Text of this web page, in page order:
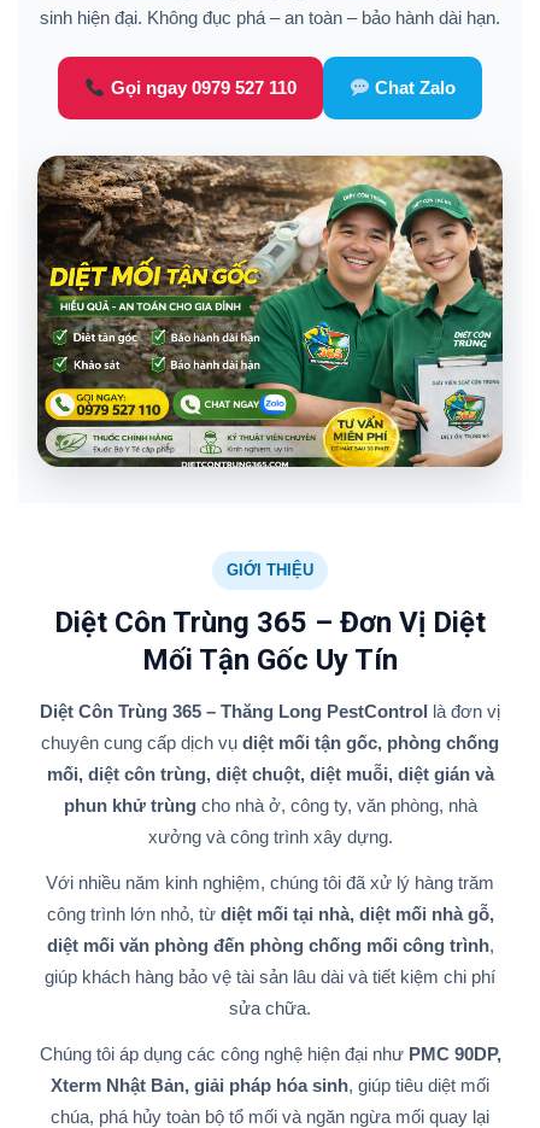
sinh hiện đại. Không đục phá – an toàn – bảo hành dài hạn.
Gọi ngay 0979 527 110 Chat Zalo
GIỚI THIỆU
Diệt Côn Trùng 365 – Đơn Vị Diệt
Mối Tận Gốc Uy Tín
Diệt Côn Trùng 365 – Thăng Long PestControl là đơn vị
chuyên cung cấp dịch vụ diệt mối tận gốc, phòng chống
mối, diệt côn trùng, diệt chuột, diệt muỗi, diệt gián và
phun khử trùngcho nhà ở, công ty, văn phòng, nhà
xưởng và công trình xây dựng.
Với nhiều năm kinh nghiệm, chúng tôi đã xử lý hàng trăm
công trình lớn nhỏ, từ diệt mối tại nhà, diệt mối nhà gỗ,
diệt mối văn phòng đến phòng chống mối công trình,
giúp khách hàng bảo vệ tài sản lâu dài và tiết kiệm chi phí
sửa chữa.
Chúng tôi áp dụng các công nghệ hiện đại như PMC 90DP,
Xterm Nhật Bản, giải pháp hóa sinh, giúp tiêu diệt mối
chúa, phá hủy toàn bộ tổ mối và ngăn ngừa mối quay lại